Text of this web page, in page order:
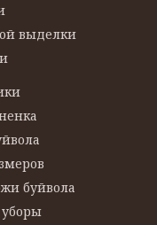
выделки
буйвола